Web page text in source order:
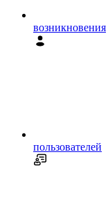
возникновения
пользователей